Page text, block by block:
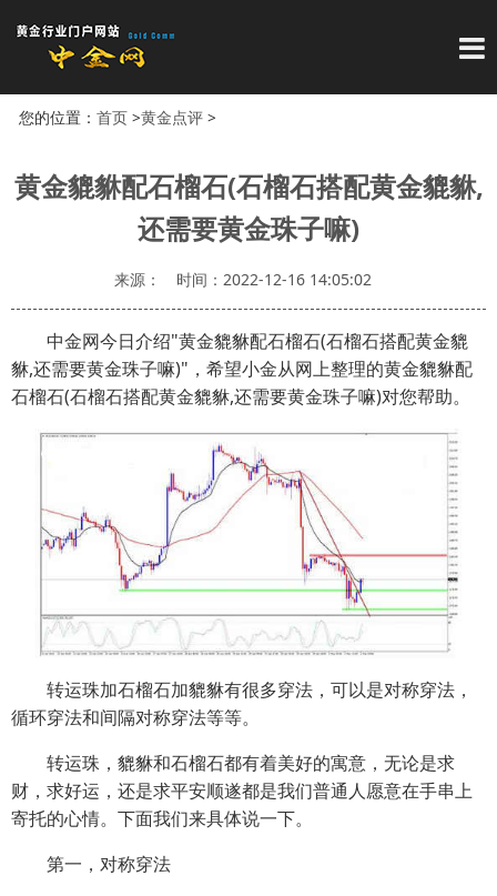
导
您的位置： 首页>黄金点评>
黄金貔貅配石榴石(石榴石搭配黄金貔貅,
还需要黄金珠子嘛)
来源： 时间：2022-12-16 14:05:02
中金网今日介绍"黄金貔貅配石榴石(石榴石搭配黄金貔
貅,还需要黄金珠子嘛)"，希望小金从网上整理的黄金貔貅配
石榴石(石榴石搭配黄金貔貅,还需要黄金珠子嘛)对您帮助。
转运珠加石榴石加貔貅有很多穿法，可以是对称穿法，
循环穿法和间隔对称穿法等等。
转运珠，貔貅和石榴石都有着美好的寓意，无论是求
财，求好运，还是求平安顺遂都是我们普通人愿意在手串上
寄托的心情。下面我们来具体说一下。
第一，对称穿法